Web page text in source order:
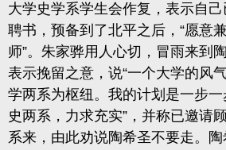
大学史学系学生会作复，表示自
聘书，预备到了北平之后，“愿意
师”。朱家骅用人心切，冒雨来到
表示挽留之意，说“一个大学的风
学两系为枢纽。我的计划是一步
史两系，力求充实”，并称已邀请
系来，由此劝说陶希圣不要走。